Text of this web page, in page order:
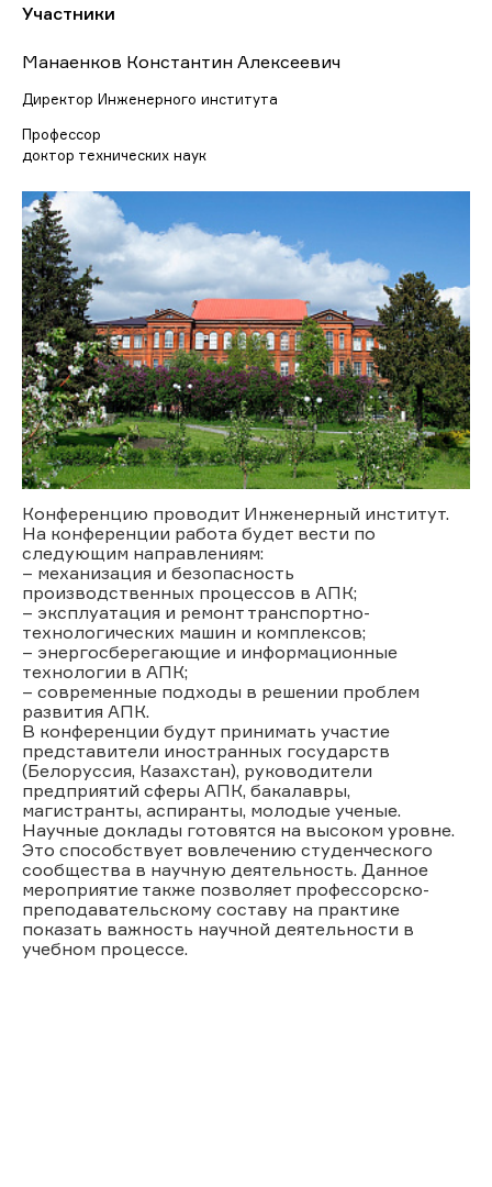
Участники
Манаенков Константин Алексеевич
Директор Инженерного института
Профессор
доктор технических наук
Конференцию проводит Инженерный институт.
На конференции работа будет вести по
следующим направлениям:
– механизация и безопасность
производственных процессов в АПК;
– эксплуатация и ремонт транспортно-
технологических машин и комплексов;
– энергосберегающие и информационные
технологии в АПК;
– современные подходы в решении проблем
развития АПК.
В конференции будут принимать участие
представители иностранных государств
(Белоруссия, Казахстан), руководители
предприятий сферы АПК, бакалавры,
магистранты, аспиранты, молодые ученые.
Научные доклады готовятся на высоком уровне.
Это способствует вовлечению студенческого
сообщества в научную деятельность. Данное
мероприятие также позволяет профессорско-
преподавательскому составу на практике
показать важность научной деятельности в
учебном процессе.